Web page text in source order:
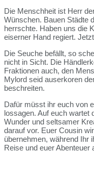
Die Menschheit ist Herr
Wünschen. Bauen Städte
herrschte. Haben uns die
eiserner Hand regiert.
Die Seuche befällt, so
nicht in Sicht. Die
Fraktionen auch, den
Mylord seid auserkoren
beschreiten.
Dafür müsst ihr euch von
lossagen. Auf euch wartet
Wunder und seltsamer
darauf vor. Euer Cousin
übernehmen, während Ihr
Reise und euer Abenteuer